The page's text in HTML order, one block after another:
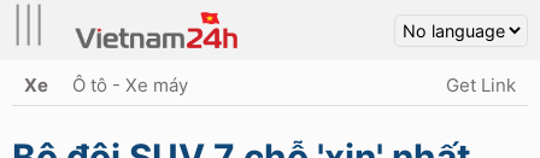
Xe Ô tô - Xe máy Get Link